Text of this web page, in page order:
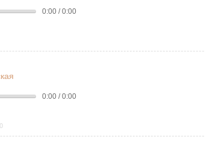
0:00 / 0:00
0:00 / 0:00
0